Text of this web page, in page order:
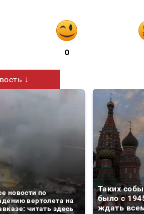
0
↓
новости по
вертолета на
читать здесь
Таких
было с
ждать